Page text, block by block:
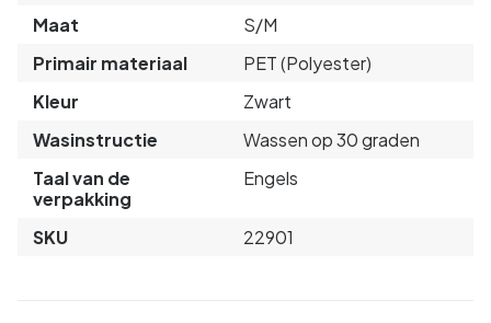
Maat
S/M
Primair materiaal
PET (Polyester)
Kleur
Zwart
Wasinstructie
Wassen op 30 graden
Taal van de
verpakking
Engels
SKU 22901